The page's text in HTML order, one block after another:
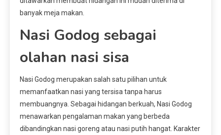
banyak meja makan.
Nasi Godog sebagai
olahan nasi sisa
Nasi Godog merupakan salah satu pilihan untuk
memanfaatkan nasi yang tersisa tanpa harus
membuangnya. Sebagai hidangan berkuah, Nasi Godog
menawarkan pengalaman makan yang berbeda
dibandingkan nasi goreng atau nasi putih hangat. Karakter